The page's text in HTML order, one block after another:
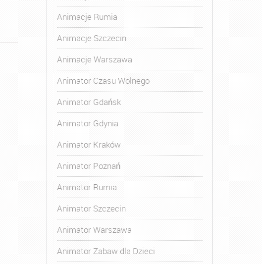
Animacje Rumia
Animacje Szczecin
Animacje Warszawa
Animator Czasu Wolnego
Animator Gdańsk
Animator Gdynia
Animator Kraków
Animator Poznań
Animator Rumia
Animator Szczecin
Animator Warszawa
Animator Zabaw dla Dzieci